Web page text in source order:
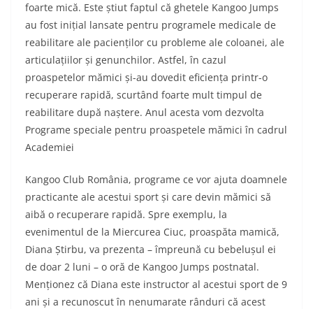
foarte mică. Este știut faptul că ghetele Kangoo Jumps
au fost inițial lansate pentru programele medicale de
reabilitare ale pacienților cu probleme ale coloanei, ale
articulațiilor și genunchilor. Astfel, în cazul
proaspetelor mămici și-au dovedit eficiența printr-o
recuperare rapidă, scurtând foarte mult timpul de
reabilitare după naștere. Anul acesta vom dezvolta
Programe speciale pentru proaspetele mămici în cadrul
Academiei
Kangoo Club România, programe ce vor ajuta doamnele
practicante ale acestui sport și care devin mămici să
aibă o recuperare rapidă. Spre exemplu, la
evenimentul de la Miercurea Ciuc, proaspăta mamică,
Diana Știrbu, va prezenta – împreună cu bebelușul ei
de doar 2 luni – o oră de Kangoo Jumps postnatal.
Menționez că Diana este instructor al acestui sport de 9
ani și a recunoscut în nenumarate rânduri că acest